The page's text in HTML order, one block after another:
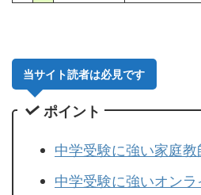
当サイト読者は必見です
ポイント
中学受験に強い家庭教
中学受験に強いオン